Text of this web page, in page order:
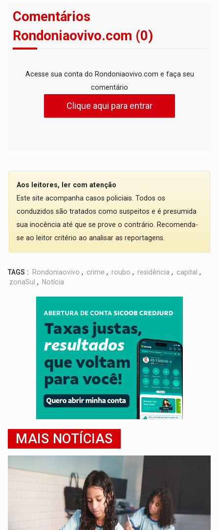
Comentários
Rondoniaovivo.com (0)
Acesse sua conta do Rondoniaovivo.com e faça seu
comentário
Clique aqui para entrar
Aos leitores, ler com atenção
Este site acompanha casos policiais. Todos os
conduzidos são tratados como suspeitos e é presumida
sua inocência até que se prove o contrário. Recomenda-
se ao leitor critério ao analisar as reportagens.
TAGS : Rondoniaovivo , crime , roubo , residência , capital ,
zonaSul , Notícia
MAIS NOTÍCIAS